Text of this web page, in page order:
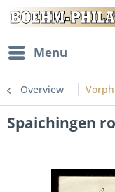
Menu
Overview
Spaichingen